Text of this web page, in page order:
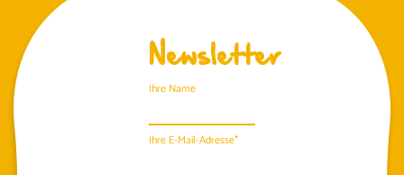
Newsletter
Ihre Name
Ihre E-Mail-Adresse*